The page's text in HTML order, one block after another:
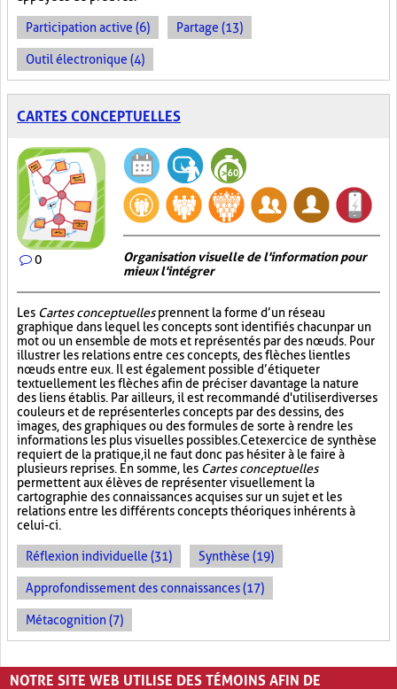
Participation active (6) Partage (13)
Outil électronique (4)
CARTES CONCEPTUELLES
0
Organisation visuelle de l'information pour
mieux l'intégrer
Les Cartes conceptuellesprennent la forme d’un réseau
graphique dans lequel les concepts sont identifiés chacun par un
mot ou un ensemble de mots et représentés par des nœuds. Pour
illustrer les relations entre ces concepts, des flèches lient les
nœuds entre eux. Il est également possible d’étiqueter
textuellement les flèches afin de préciser davantage la nature
des liens établis. Par ailleurs, il est recommandé d'utiliser diverses
couleurs et de représenter les concepts par des dessins, des
images, des graphiques ou des formules de sorte à rendre les
informations les plus visuelles possibles. Cet exercice de synthèse
requiert de la pratique, il ne faut donc pas hésiter à le faire à
plusieurs reprises. En somme, les Cartes conceptuelles
permettent aux élèves de représenter visuellement la
cartographie des connaissances acquises sur un sujet et les
relations entre les différents concepts théoriques inhérents à
celui-ci.
Réflexion individuelle (31) Synthèse (19)
Approfondissement des connaissances (17)
Métacognition (7)
PAGES
« ‹ 1 2 3
NOTRE SITE WEB UTILISE DES TÉMOINS AFIN DE